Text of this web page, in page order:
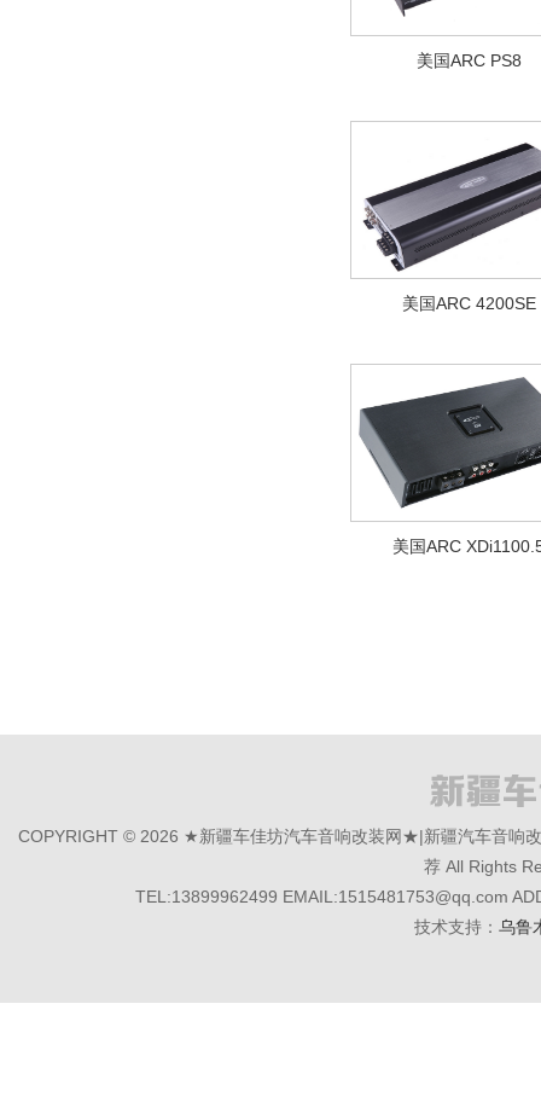
美国ARC PS8
美国ARC 4200SE
美国ARC
COPYRIGHT © 2026 ★新疆车佳坊汽车音响改装网★|新疆汽车音响
荐 All Rights
TEL:13899962499 EMAIL:1515481753@qq.com
技术支持： 乌鲁